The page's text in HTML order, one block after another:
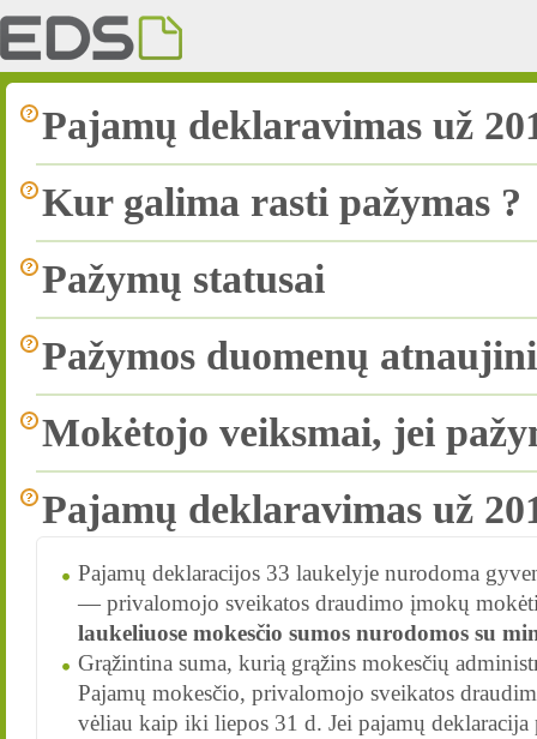
Pajamų deklaravimas už
Kur galima rasti pažymas ?
Pažymų statusai
Pažymos duomenų
Mokėtojo veiksmai, jei
Pajamų deklaravimas už
Pajamų deklaracijos 33 laukelyje nurodoma
― privalomojo sveikatos draudimo įmokų
laukeliuose mokesčio sumos nurodomos su
Grąžintina suma, kurią grąžins mokesčių
Pajamų mokesčio, privalomojo sveikatos
vėliau kaip iki liepos 31 d. Jei pajamų